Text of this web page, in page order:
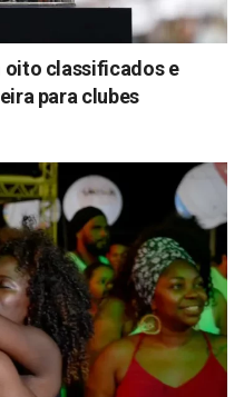
oito classificados e
para clubes